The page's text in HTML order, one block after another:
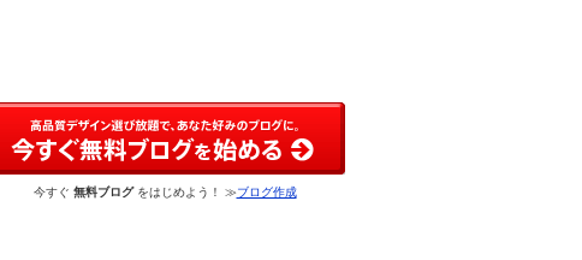
今すぐ 無料ブログをはじめよう！ ≫ブログ作成